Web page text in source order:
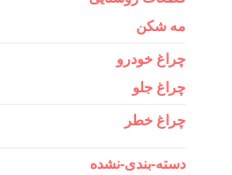
مه شکن
چراغ خودرو
چراغ جلو
چراغ خطر
دسته-بندی-نشده